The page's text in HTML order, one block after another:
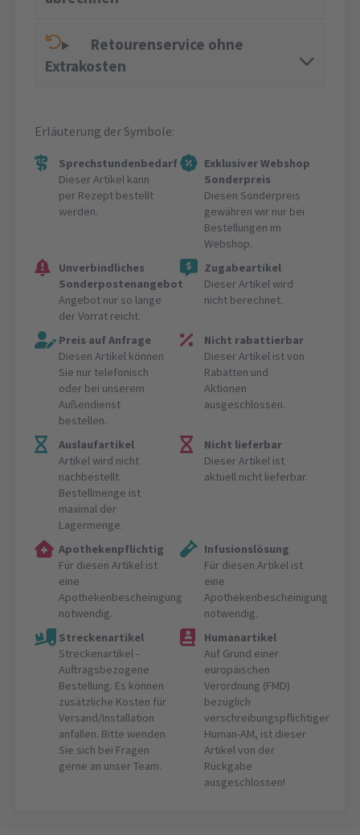
Retourenservice ohne
Extrakosten
Erläuterung der Symbole:
Sprechstundenbedarf
Dieser Artikel kann
per Rezept bestellt
werden.
Exklusiver Webshop
Sonderpreis
Diesen Sonderpreis
gewähren wir nur bei
Bestellungen im
Webshop.
Unverbindliches
Sonderpostenangebot
Angebot nur so lange
der Vorrat reicht.
Zugabeartikel
Dieser Artikel wird
nicht berechnet.
Preis auf Anfrage
Diesen Artikel können
Sie nur telefonisch
oder bei unserem
Außendienst
bestellen.
Nicht rabattierbar
Dieser Artikel ist von
Rabatten und
Aktionen
ausgeschlossen.
Auslaufartikel
Artikel wird nicht
nachbestellt.
Bestellmenge ist
maximal der
Lagermenge.
Nicht lieferbar
Dieser Artikel ist
aktuell nicht lieferbar.
Apothekenpflichtig
Für diesen Artikel ist
eine
Apothekenbescheinigung
notwendig.
Infusionslösung
Für diesen Artikel ist
eine
Apothekenbescheinigung
notwendig.
Streckenartikel
Streckenartikel -
Auftragsbezogene
Bestellung. Es können
zusätzliche Kosten für
Versand/Installation
anfallen. Bitte wenden
Sie sich bei Fragen
gerne an unser Team.
Humanartikel
Auf Grund einer
europäischen
Verordnung (FMD)
bezüglich
verschreibungspflichtiger
Human-AM, ist dieser
Artikel von der
Rückgabe
ausgeschlossen!